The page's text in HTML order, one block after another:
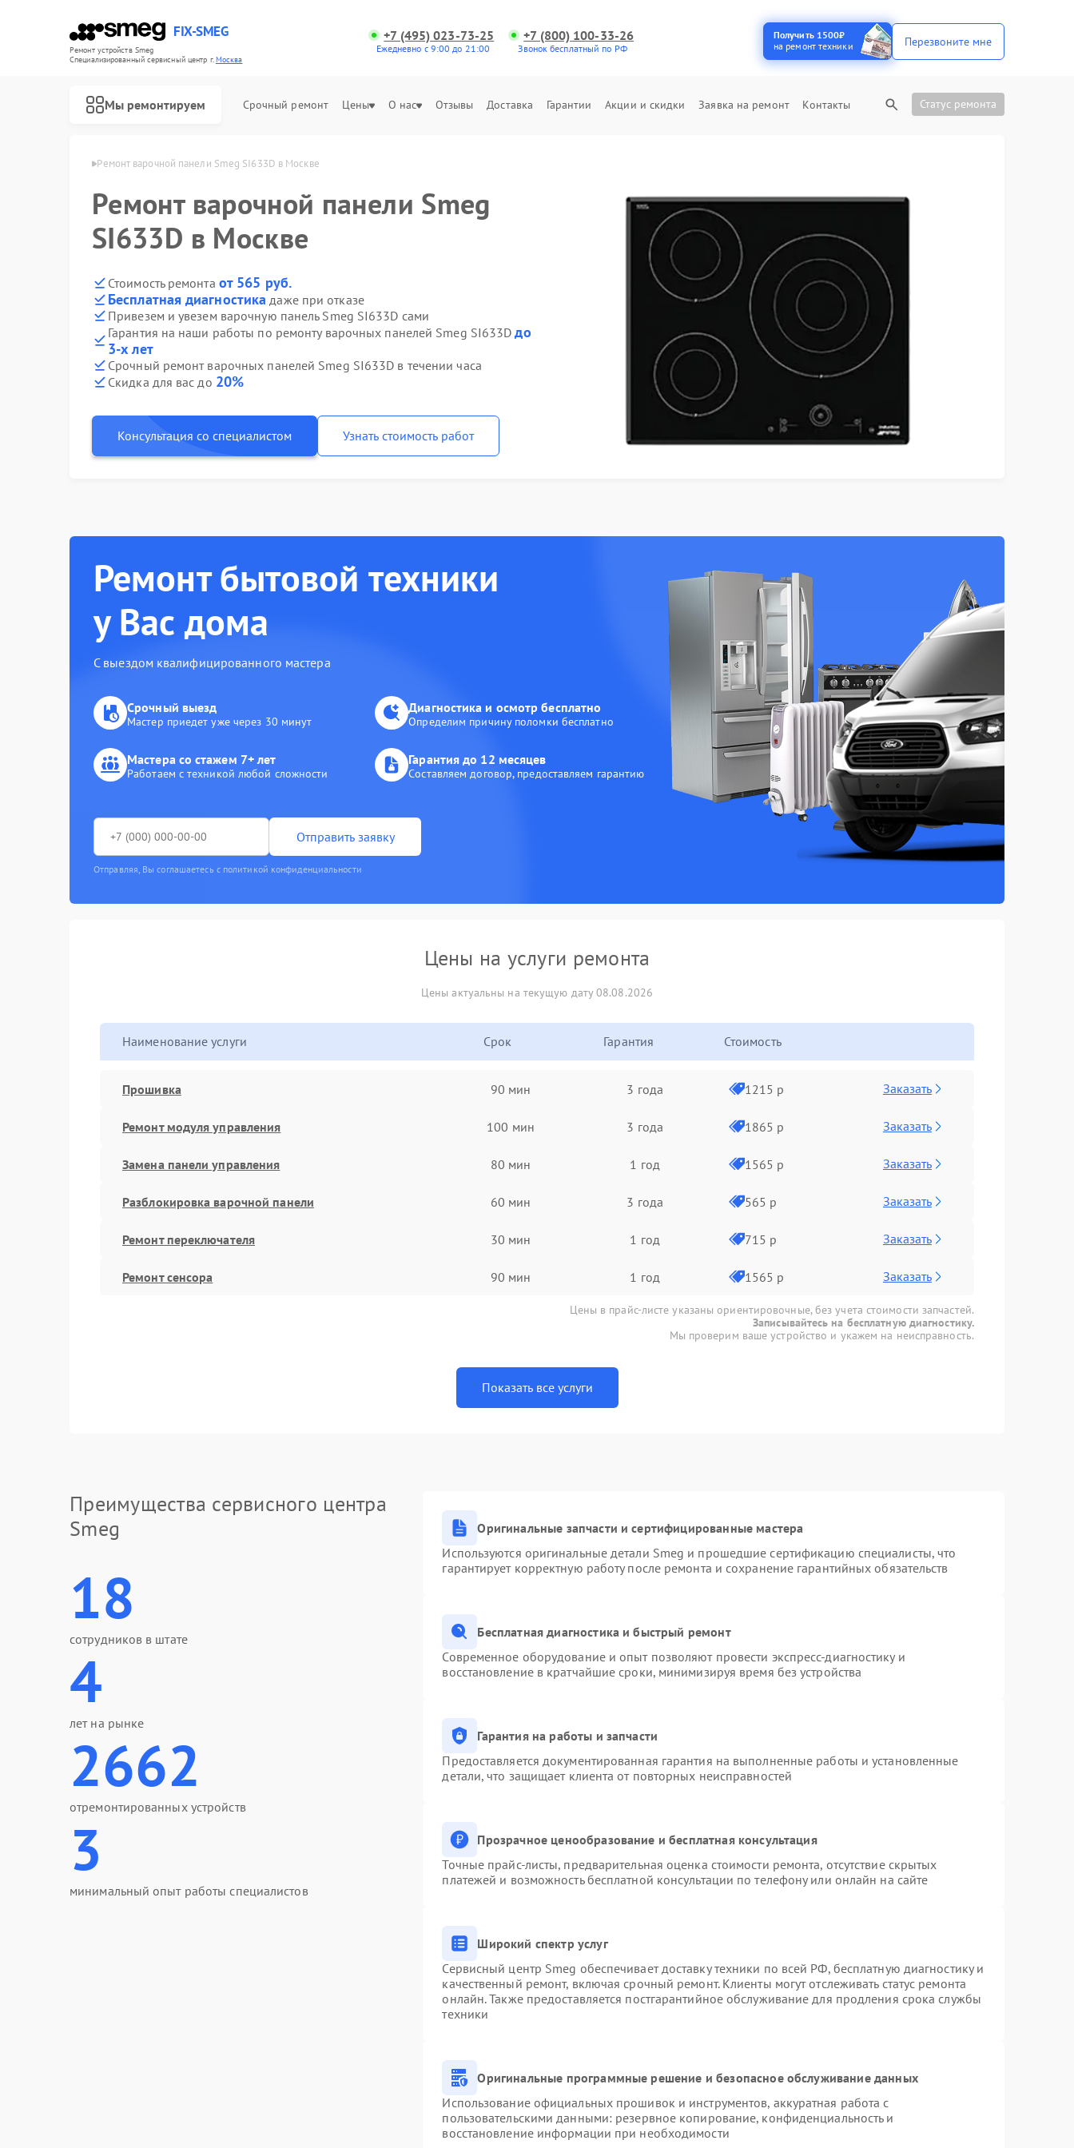
FIX-SMEG
Ремонт устройств Smeg
Специализированный cервисный центр г.Москва
+7 (495) 023-73-25
Ежедневно с 9:00 до 21:00
+7 (800) 100-33-26
Звонок бесплатный по РФ
Получить 1500₽
на ремонт техники
Перезвоните мне
Мы ремонтируем Срочный ремонт Цены О нас Отзывы Доставка Гарантии Акции и скидки Заявка на ремонт Контакты Статус ремонта
Smeg в Москве Ремонт варочной панели Smeg SI633D в Москве
Ремонт варочной панели Smeg
SI633D в Москве
Стоимость ремонта от 565 руб.
Бесплатная диагностика даже при отказе
Привезем и увезем варочную панель Smeg SI633D сами
Гарантия на наши работы по ремонту варочных панелей Smeg SI633Dдо
3-х лет
Срочный ремонт варочных панелей Smeg SI633D в течении часа
Скидка для вас до 20%
Консультация со специалистом Узнать стоимость работ
Ремонт бытовой техники
у Вас дома
С выездом квалифицированного мастера
Срочный выезд
Мастер приедет уже через 30 минут
Диагностика и осмотр бесплатно
Определим причину поломки бесплатно
Мастера со стажем 7+ лет
Работаем с техникой любой сложности
Гарантия до 12 месяцев
Составляем договор, предоставляем гарантию
Отправить заявку
Отправляя, Вы соглашаетесь с политикой конфиденциальности
Цены на услуги ремонта
Цены актуальны на текущую дату 08.08.2026
Наименование услуги Срок Гарантия Стоимость
Прошивка 90 мин 3 года 1215 р Заказать
Ремонт модуля управления 100 мин 3 года 1865 р Заказать
Замена панели управления 80 мин 1 год 1565 р Заказать
Разблокировка варочной панели 60 мин 3 года 565 р Заказать
Ремонт переключателя 30 мин 1 год 715 р Заказать
Ремонт сенсора 90 мин 1 год 1565 р Заказать
Цены в прайс-листе указаны ориентировочные, без учета стоимости запчастей.
Записывайтесь на бесплатную диагностику.
Мы проверим ваше устройство и укажем на неисправность.
Показать все услуги
Преимущества сервисного центра
Smeg
18
сотрудников в штате
4
лет на рынке
2662
отремонтированных устройств
3
минимальный опыт работы специалистов
Оригинальные запчасти и сертифицированные мастера
Используются оригинальные детали Smeg и прошедшие сертификацию специалисты, что
гарантирует корректную работу после ремонта и сохранение гарантийных обязательств
Бесплатная диагностика и быстрый ремонт
Современное оборудование и опыт позволяют провести экспресс-диагностику и
восстановление в кратчайшие сроки, минимизируя время без устройства
Гарантия на работы и запчасти
Предоставляется документированная гарантия на выполненные работы и установленные
детали, что защищает клиента от повторных неисправностей
Прозрачное ценообразование и бесплатная консультация
Точные прайс-листы, предварительная оценка стоимости ремонта, отсутствие скрытых
платежей и возможность бесплатной консультации по телефону или онлайн на сайте
Широкий спектр услуг
Сервисный центр Smeg обеспечивает доставку техники по всей РФ, бесплатную диагностику и
качественный ремонт, включая срочный ремонт. Клиенты могут отслеживать статус ремонта
онлайн. Также предоставляется постгарантийное обслуживание для продления срока службы
техники
Оригинальные программные решение и безопасное обслуживание данных
Использование официальных прошивок и инструментов, аккуратная работа с
пользовательскими данными: резервное копирование, конфиденциальность и
восстановление информации при необходимости